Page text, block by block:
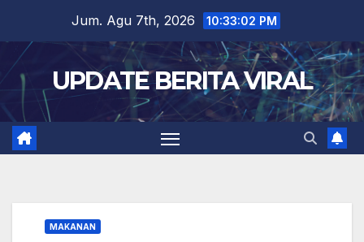
content
Jum. Agu 7th, 2026 10:33:03 PM
UPDATE BERITA VIRAL
MAKANAN